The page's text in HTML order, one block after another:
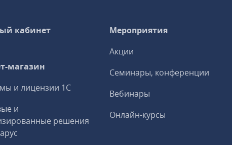
кабинет
магазин
и лицензии 1С
и
решения
Мероприятия
Акции
Семинары, конференции
Вебинары
Онлайн-курсы